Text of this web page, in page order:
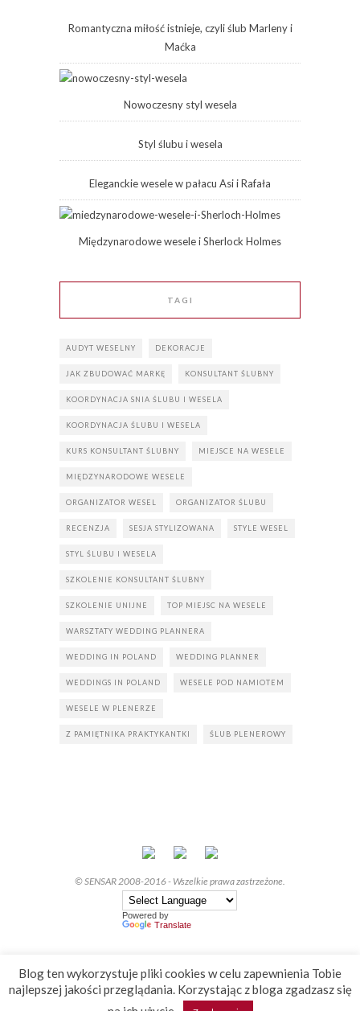
Romantyczna miłość istnieje, czyli ślub Marleny i
Maćka
Nowoczesny styl wesela
Styl ślubu i wesela
Eleganckie wesele w pałacu Asi i Rafała
Międzynarodowe wesele i Sherlock Holmes
TAGI
AUDYT WESELNY DEKORACJE
JAK ZBUDOWAĆ MARKĘ KONSULTANT ŚLUBNY
KOORDYNACJA SNIA ŚLUBU I WESELA
KOORDYNACJA ŚLUBU I WESELA
KURS KONSULTANT ŚLUBNY MIEJSCE NA WESELE
MIĘDZYNARODOWE WESELE
ORGANIZATOR WESEL ORGANIZATOR ŚLUBU
RECENZJA SESJA STYLIZOWANA STYLE WESEL
STYL ŚLUBU I WESELA
SZKOLENIE KONSULTANT ŚLUBNY
SZKOLENIE UNIJNE TOP MIEJSC NA WESELE
WARSZTATY WEDDING PLANNERA
WEDDING IN POLAND WEDDING PLANNER
WEDDINGS IN POLAND WESELE POD NAMIOTEM
WESELE W PLENERZE
Z PAMIĘTNIKA PRAKTYKANTKI ŚLUB PLENEROWY
© SENSAR 2008-2016 - Wszelkie prawa zastrzeżone.
Powered by
Translate
Blog ten wykorzystuje pliki cookies w celu zapewnienia Tobie
najlepszej jakości przeglądania. Korzystając z bloga zgadzasz się